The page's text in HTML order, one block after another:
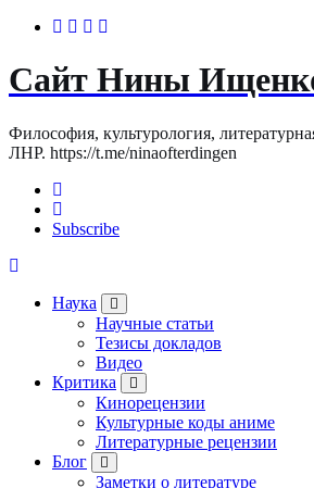
Сайт Нины
Философия, культурология,
ЛНР. https://t.me/ninaofterdingen
Subscribe
Наука
Научные статьи
Тезисы докладов
Видео
Критика
Кинорецензии
Культурные коды аниме
Литературные рецензии
Блог
Заметки о литературе